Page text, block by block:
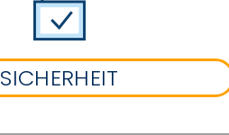
SICHERHEIT